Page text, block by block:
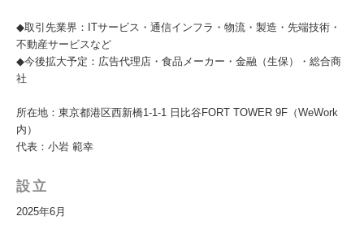
◆取引先業界：ITサービス・通信インフラ・物流・製造・先端技術・
不動産サービスなど
◆今後拡大予定：広告代理店・食品メーカー・金融（生保）・総合商
社
所在地：東京都港区西新橋1-1-1 日比谷FORT TOWER 9F（WeWork
内）
代表：小岩 範幸
設立
2025年6月